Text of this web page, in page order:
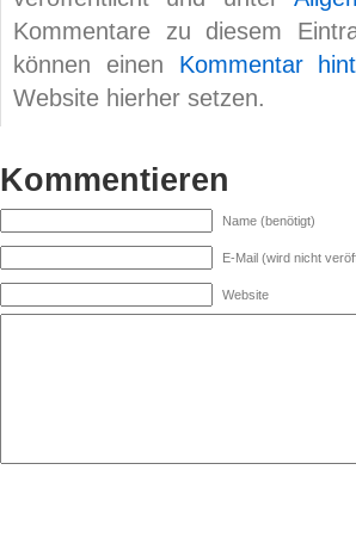
Kommentare zu diesem
können einen Kommentar
Website hierher setzen.
Kommentieren
Name (benötigt)
E-Mail (wird nicht
Website